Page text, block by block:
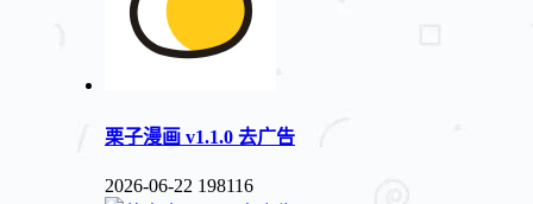
栗子漫画 v1.1.0 去广告
2026-06-22 198116